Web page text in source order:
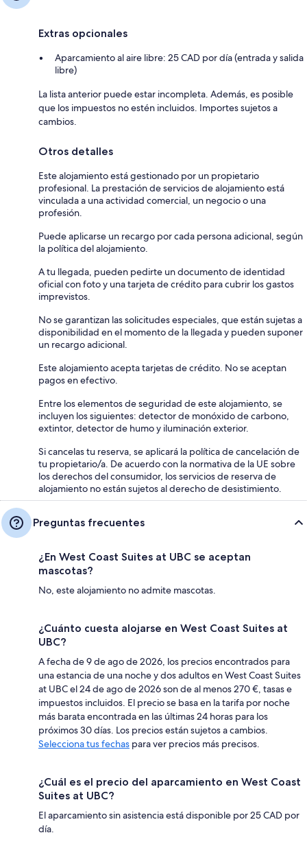
Extras opcionales
Aparcamiento al aire libre: 25 CAD por día (entrada y salida
libre)
La lista anterior puede estar incompleta. Además, es posible
que los impuestos no estén incluidos. Importes sujetos a
cambios.
Otros detalles
Este alojamiento está gestionado por un propietario
profesional. La prestación de servicios de alojamiento está
vinculada a una actividad comercial, un negocio o una
profesión.
Puede aplicarse un recargo por cada persona adicional, según
la política del alojamiento.
A tu llegada, pueden pedirte un documento de identidad
oficial con foto y una tarjeta de crédito para cubrir los gastos
imprevistos.
No se garantizan las solicitudes especiales, que están sujetas a
disponibilidad en el momento de la llegada y pueden suponer
un recargo adicional.
Este alojamiento acepta tarjetas de crédito. No se aceptan
pagos en efectivo.
Entre los elementos de seguridad de este alojamiento, se
incluyen los siguientes: detector de monóxido de carbono,
extintor, detector de humo y iluminación exterior.
Si cancelas tu reserva, se aplicará la política de cancelación de
tu propietario/a. De acuerdo con la normativa de la UE sobre
los derechos del consumidor, los servicios de reserva de
alojamiento no están sujetos al derecho de desistimiento.
Preguntas frecuentes
¿En West Coast Suites at UBC se aceptan
mascotas?
No, este alojamiento no admite mascotas.
¿Cuánto cuesta alojarse en West Coast Suites at
UBC?
A fecha de 9 de ago de 2026, los precios encontrados para
una estancia de una noche y dos adultos en West Coast Suites
at UBC el 24 de ago de 2026 son de al menos 270 €, tasas e
impuestos incluidos. El precio se basa en la tarifa por noche
más barata encontrada en las últimas 24 horas para los
próximos 30 días. Los precios están sujetos a cambios.
Selecciona tus fechas para ver precios más precisos.
¿Cuál es el precio del aparcamiento en West Coast
Suites at UBC?
El aparcamiento sin asistencia está disponible por 25 CAD por
día.